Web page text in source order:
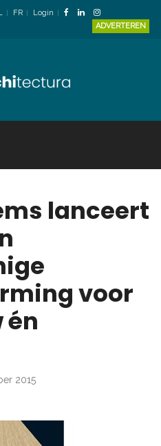
FR
Login
ADVERTEREN
lanceert
voor
én
2015